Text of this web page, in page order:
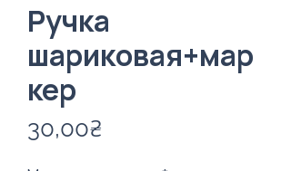
Ручка
шариковая+мар
кер
30,00₴